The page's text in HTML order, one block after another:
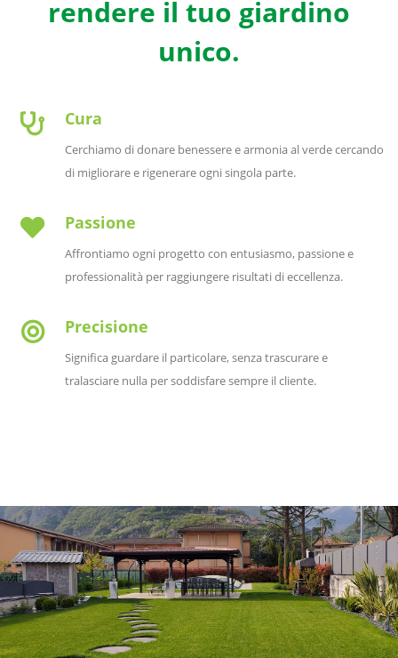
rendere il tuo giardino
unico.
Cura
Cerchiamo di donare benessere e armonia al verde cercando
di migliorare e rigenerare ogni singola parte.
Passione
Affrontiamo ogni progetto con entusiasmo, passione e
professionalità per raggiungere risultati di eccellenza.
Precisione
Significa guardare il particolare, senza trascurare e
tralasciare nulla per soddisfare sempre il cliente.